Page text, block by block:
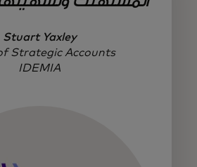
Stuart Yaxley
Strategic Accounts
IDEMIA